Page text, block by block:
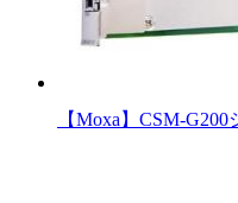
【Moxa】CSM-